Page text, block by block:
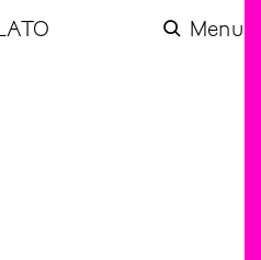
Menu